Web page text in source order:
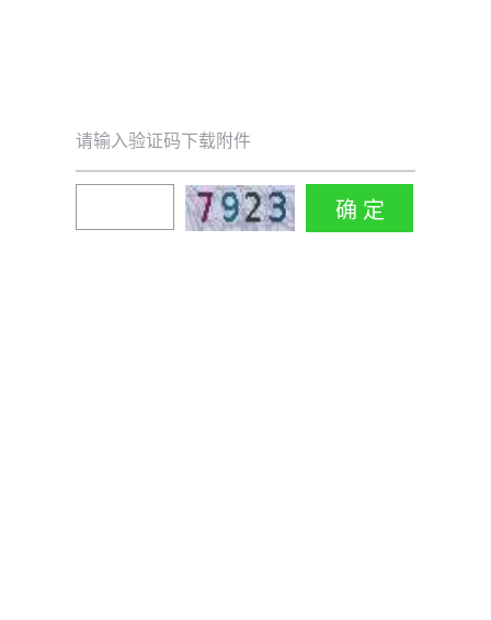
请输入验证码下载附件